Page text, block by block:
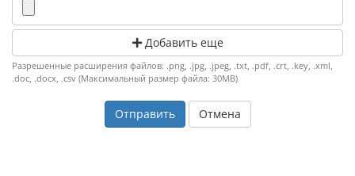
Добавить еще
Разрешенные расширения файлов: .png, .jpg, .jpeg, .txt, .pdf, .crt, .key, .xml,
.doc, .docx, .csv (Максимальный размер файла: 30MB)
Отмена